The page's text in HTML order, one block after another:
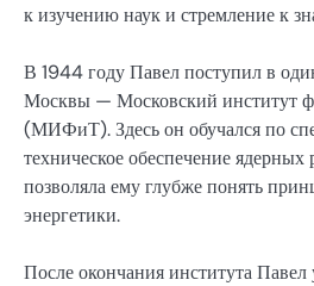
к изучению наук и стремление к
В 1944 году Павел поступил в
Москвы — Московский институт
(МИФиТ). Здесь он обучался по
техническое обеспечение ядерных
позволяла ему глубже понять
энергетики.
После окончания института Павел